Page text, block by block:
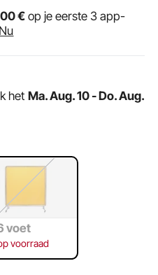
€ op je eerste 3 app-
het Ma. Aug. 10 - Do. Aug.
voet
voorraad